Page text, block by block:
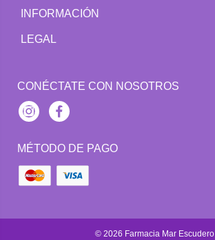
INFORMACIÓN
LEGAL
CONÉCTATE CON NOSOTROS
InstagramFacebook
MÉTODO DE PAGO
© 2026 Farmacia Mar Escudero